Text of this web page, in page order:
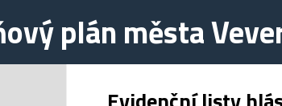
plán města